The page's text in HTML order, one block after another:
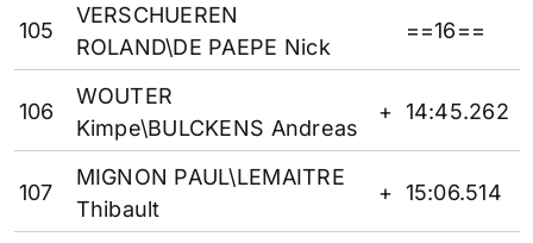
105
VERSCHUEREN
ROLAND\DE PAEPE Nick
==16==
106
WOUTER
Kimpe\BULCKENS Andreas
+ 14:45.262
107
MIGNON PAUL\LEMAITRE
Thibault
+ 15:06.514